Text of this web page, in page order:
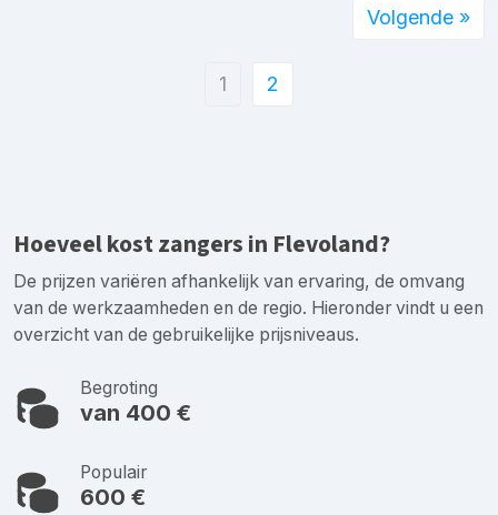
1 2
Volgende »
Hoeveel kost zangers in Flevoland?
De prijzen variëren afhankelijk van ervaring, de omvang
van de werkzaamheden en de regio. Hieronder vindt u een
overzicht van de gebruikelijke prijsniveaus.
Begroting
van 400 €
Populair
600 €